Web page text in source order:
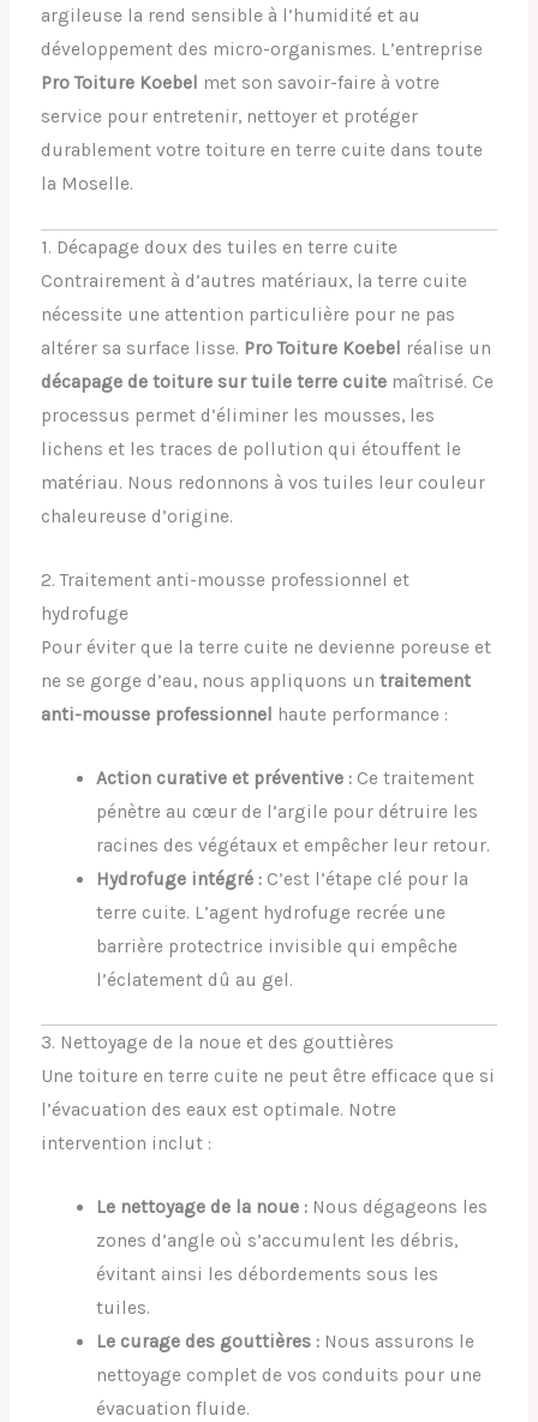
argileuse la rend sensible à l’humidité et au
développement des micro-organismes. L’entreprise
Pro Toiture Koebel met son savoir-faire à votre
service pour entretenir, nettoyer et protéger
durablement votre toiture en terre cuite dans toute
la Moselle.
1. Décapage doux des tuiles en terre cuite
Contrairement à d’autres matériaux, la terre cuite
nécessite une attention particulière pour ne pas
altérer sa surface lisse. Pro Toiture Koebel réalise un
décapage de toiture sur tuile terre cuitemaîtrisé. Ce
processus permet d’éliminer les mousses, les
lichens et les traces de pollution qui étouffent le
matériau. Nous redonnons à vos tuiles leur couleur
chaleureuse d’origine.
2. Traitement anti-mousse professionnel et
hydrofuge
Pour éviter que la terre cuite ne devienne poreuse et
ne se gorge d’eau, nous appliquons un traitement
anti-mousse professionnel haute performance :
Action curative et préventive : Ce traitement
pénètre au cœur de l’argile pour détruire les
racines des végétaux et empêcher leur retour.
Hydrofuge intégré : C’est l’étape clé pour la
terre cuite. L’agent hydrofuge recrée une
barrière protectrice invisible qui empêche
l’éclatement dû au gel.
3. Nettoyage de la noue et des gouttières
Une toiture en terre cuite ne peut être efficace que si
l’évacuation des eaux est optimale. Notre
intervention inclut :
Le nettoyage de la noue : Nous dégageons les
zones d’angle où s’accumulent les débris,
évitant ainsi les débordements sous les
tuiles.
Le curage des gouttières : Nous assurons le
nettoyage complet de vos conduits pour une
évacuation fluide.